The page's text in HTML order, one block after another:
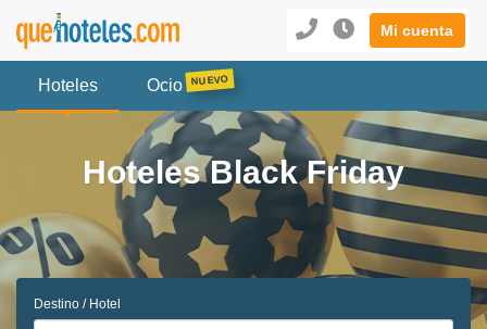
Mi cuenta
Hoteles Ocio
Hoteles Black Friday
Destino / Hotel